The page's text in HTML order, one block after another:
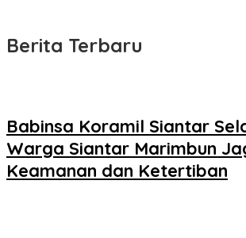
Berita Terbaru
Babinsa Koramil Siantar
Warga Siantar Marimbun
Keamanan dan Ketertiban